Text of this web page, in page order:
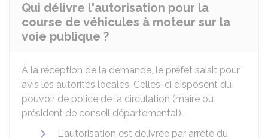
Qui délivre l'autorisation pour la
course de véhicules à moteur sur la
voie publique ?
À la réception de la demande, le préfet saisit pour
avis les autorités locales. Celles-ci disposent du
pouvoir de police de la circulation (maire ou
président de conseil départemental).
L'autorisation est délivrée par arrêté du